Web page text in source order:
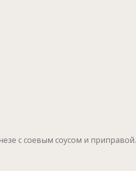
с соевым соусом и приправой.